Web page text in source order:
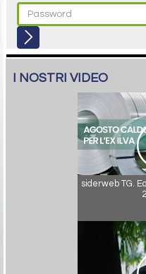
I NOSTRI VIDEO
siderweb TG.